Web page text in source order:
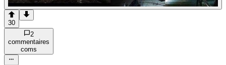
30
2
commentaires
coms